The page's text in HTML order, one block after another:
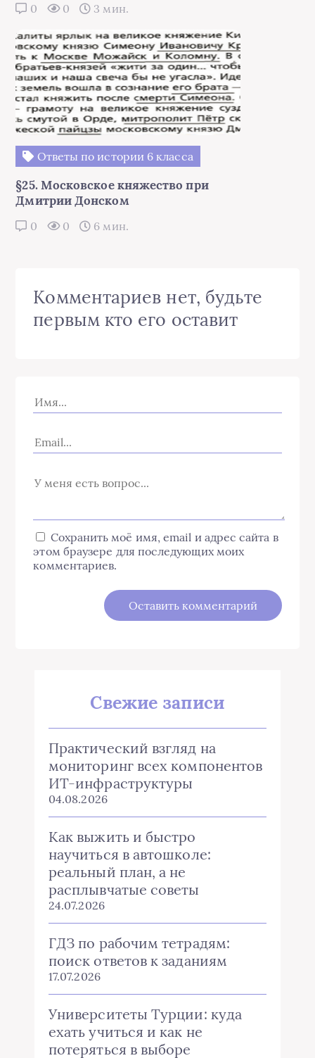
0 0 3 мин.
Ответы по истории 6 класса
§25. Московское княжество при
Дмитрии Донском
0 0 6 мин.
Комментариев нет, будьте
первым кто его оставит
Сохранить моё имя, email и адрес сайта в
этом браузере для последующих моих
комментариев.
Свежие записи
Практический взгляд на
мониторинг всех компонентов
ИТ-инфраструктуры
04.08.2026
Как выжить и быстро
научиться в автошколе:
реальный план, а не
расплывчатые советы
24.07.2026
ГДЗ по рабочим тетрадям:
поиск ответов к заданиям
17.07.2026
Университеты Турции: куда
ехать учиться и как не
потеряться в выборе